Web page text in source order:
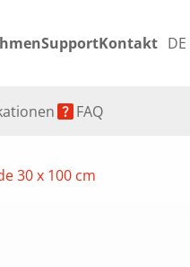
SupportKontakt DE
help_centerFAQ
30 x 100 cm